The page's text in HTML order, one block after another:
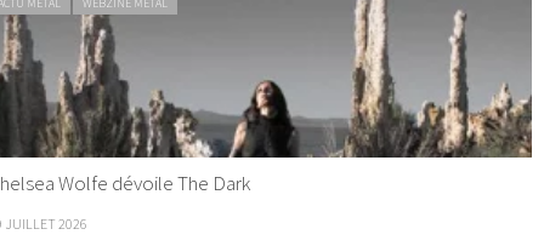
METAL WEBZINE METAL
Wolfe dévoile The Dark
JUILLET 2026